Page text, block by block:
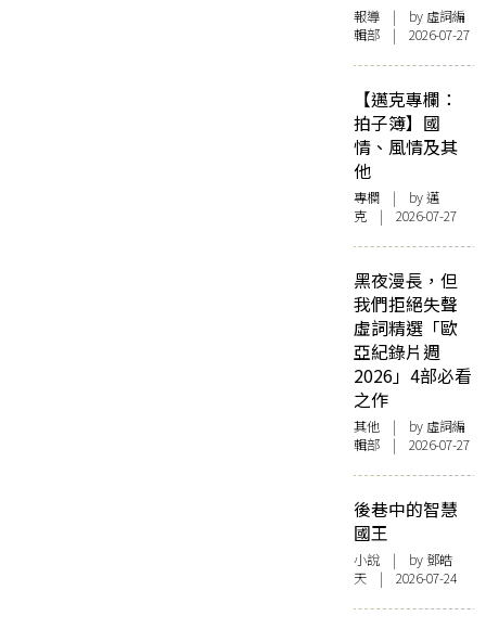
報導 | by 虛詞編
輯部 | 2026-07-27
【邁克專欄：
拍子簿】國
情、風情及其
他
專欄 | by邁
克 | 2026-07-27
黑夜漫長，但
我們拒絕失聲
虛詞精選「歐
亞紀錄片週
2026」4部必看
之作
其他 | by 虛詞編
輯部 | 2026-07-27
後巷中的智慧
國王
小說 | by 鄧皓
天 | 2026-07-24